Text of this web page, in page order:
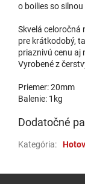
o boilies so
Skvelá celoročná
pre krátkodobý,
priaznivú cenu aj
Vyrobené z
Priemer: 20mm
Balenie: 1kg
Dodatočné
Kategória: